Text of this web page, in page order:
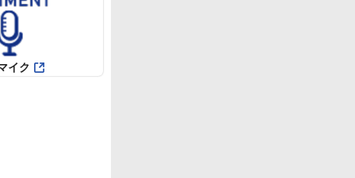
イク